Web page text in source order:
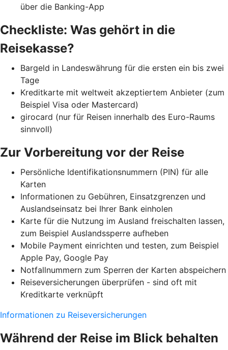
über die Banking-App
Checkliste: Was gehört in die
Reisekasse?
Bargeld in Landeswährung für die ersten ein bis zwei
Tage
Kreditkarte mit weltweit akzeptiertem Anbieter (zum
Beispiel Visa oder Mastercard)
girocard (nur für Reisen innerhalb des Euro-Raums
sinnvoll)
Zur Vorbereitung vor der Reise
Persönliche Identifikationsnummern (PIN) für alle
Karten
Informationen zu Gebühren, Einsatzgrenzen und
Auslandseinsatz bei Ihrer Bank einholen
Karte für die Nutzung im Ausland freischalten lassen,
zum Beispiel Auslandssperre aufheben
Mobile Payment einrichten und testen, zum Beispiel
Apple Pay, Google Pay
Notfallnummern zum Sperren der Karten abspeichern
Reiseversicherungen überprüfen - sind oft mit
Kreditkarte verknüpft
Informationen zu Reiseversicherungen
Während der Reise im Blick behalten